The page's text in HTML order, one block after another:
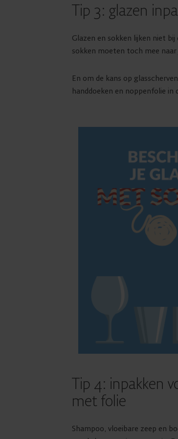
Tip 3: glazen
Glazen en sokken lijken niet
sokken moeten toch mee
En om de kans op
handdoeken en noppenfolie in
Tip 4: inpakken
met folie
Shampoo, vloeibare zeep en